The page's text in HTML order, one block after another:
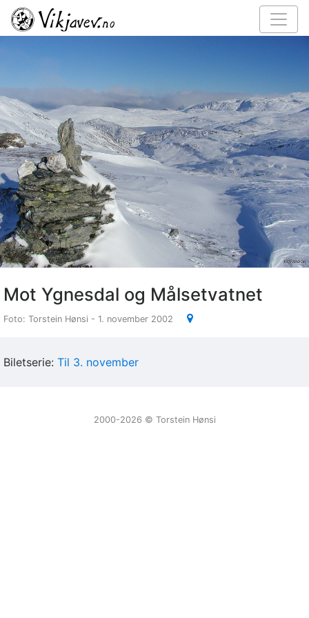
Mot Ygnesdal og Målsetvatnet
Foto: Torstein Hønsi - 1. november 2002
Biletserie: Til 3. november
2000-2026 ©️ Torstein Hønsi